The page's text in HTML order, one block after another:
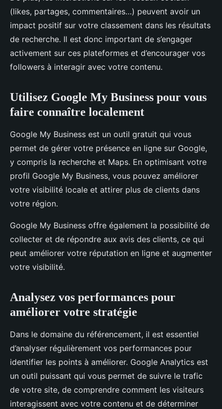
(likes, partages, commentaires…) peuvent avoir un
impact positif sur votre classement dans les résultats
de recherche. Il est donc important de s’engager
activement sur ces plateformes et d’encourager vos
followers à interagir avec votre contenu.
Utilisez Google My Business pour vous
faire connaître localement
Google My Business est un outil gratuit qui vous
permet de gérer votre présence en ligne sur Google,
y compris la recherche et Maps. En optimisant votre
profil Google My Business, vous pouvez améliorer
votre visibilité locale et attirer plus de clients dans
votre région.
Google My Business offre également la possibilité de
collecter et de répondre aux avis des clients, ce qui
peut améliorer votre réputation en ligne et augmenter
votre visibilité.
Analysez vos performances pour
améliorer votre stratégie
Dans le domaine du référencement, il est essentiel
d’analyser régulièrement vos performances pour
identifier les points à améliorer. Google Analytics est
un outil puissant qui vous permet de suivre le trafic
de votre site, de comprendre comment les visiteurs
interagissent avec votre contenu et de déterminer